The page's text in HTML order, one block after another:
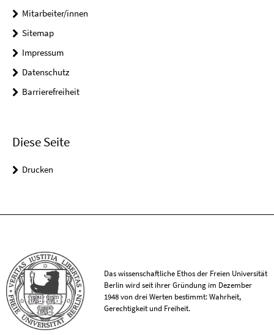
Mitarbeiter/innen
Sitemap
Impressum
Datenschutz
Barrierefreiheit
Diese Seite
Drucken
Das wissenschaftliche Ethos der Freien Universität
Berlin wird seit ihrer Gründung im Dezember
1948 von drei Werten bestimmt: Wahrheit,
Gerechtigkeit und Freiheit.